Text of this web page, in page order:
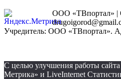
ООО «ТВпортал» |
Учредитель: ООО «ТВпортал».
С целью улучшения работы
Метрика» и LiveInternet